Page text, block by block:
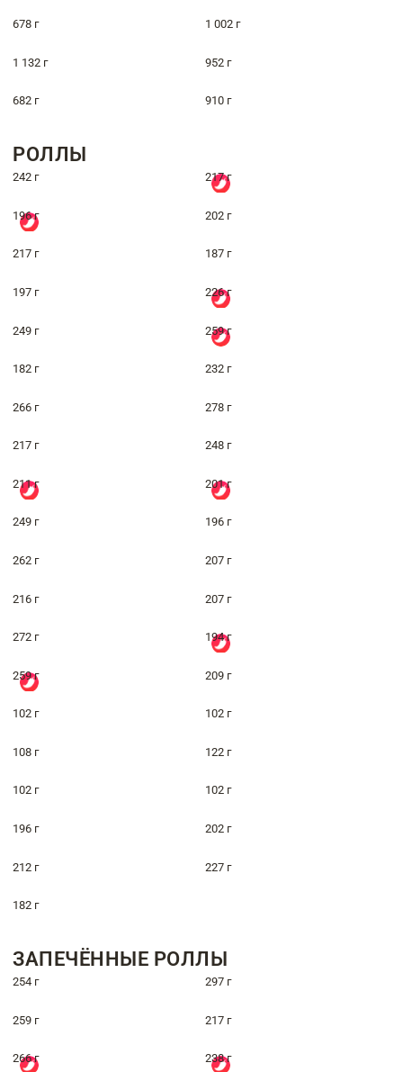
678 г 1 002 г
1 132 г 952 г
682 г 910 г
РОЛЛЫ
242 г 217 г
196 г 202 г
217 г 187 г
197 г 226 г
249 г 259 г
182 г 232 г
266 г 278 г
217 г 248 г
211 г 201 г
249 г 196 г
262 г 207 г
216 г 207 г
272 г 194 г
259 г 209 г
102 г 102 г
108 г 122 г
102 г 102 г
196 г 202 г
212 г 227 г
182 г
ЗАПЕЧЁННЫЕ РОЛЛЫ
254 г 297 г
259 г 217 г
266 г 238 г